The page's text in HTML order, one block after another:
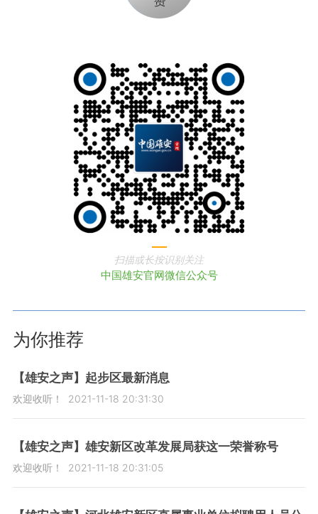
扫描或长按识别关注
中国雄安官网微信公众号
为你推荐
【雄安之声】起步区最新消息
欢迎收听！ 2021-11-18 20:31:30
【雄安之声】雄安新区改革发展局获这一荣誉称号
欢迎收听！ 2021-11-18 20:31:05